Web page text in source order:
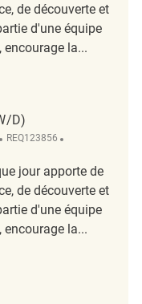
de découverte et
d'une équipe
la...
d) REQ128714
D)
ReqId
REQ123856
jour apporte de
de découverte et
d'une équipe
la...
d) REQ123856